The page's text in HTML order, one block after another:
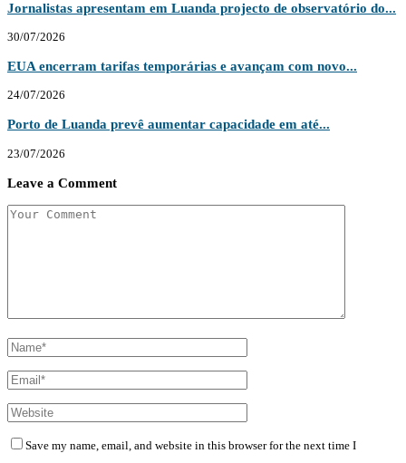
Jornalistas apresentam em Luanda projecto de observatório do...
30/07/2026
EUA encerram tarifas temporárias e avançam com novo...
24/07/2026
Porto de Luanda prevê aumentar capacidade em até...
23/07/2026
Leave a Comment
Save my name, email, and website in this browser for the next time I